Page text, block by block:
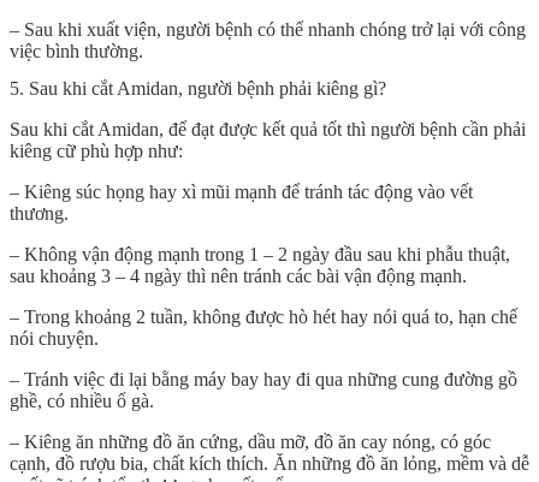
– Sau khi xuất viện, người bệnh có thể nhanh chóng trở lại với công
việc bình thường.
5. Sau khi cắt Amidan, người bệnh phải kiêng gì?
Sau khi cắt Amidan, để đạt được kết quả tốt thì người bệnh cần phải
kiêng cữ phù hợp như:
– Kiêng súc họng hay xì mũi mạnh để tránh tác động vào vết
thương.
– Không vận động mạnh trong 1 – 2 ngày đầu sau khi phẫu thuật,
sau khoảng 3 – 4 ngày thì nên tránh các bài vận động mạnh.
– Trong khoảng 2 tuần, không được hò hét hay nói quá to, hạn chế
nói chuyện.
– Tránh việc đi lại bằng máy bay hay đi qua những cung đường gồ
ghề, có nhiều ổ gà.
– Kiêng ăn những đồ ăn cứng, dầu mỡ, đồ ăn cay nóng, có góc
cạnh, đồ rượu bia, chất kích thích. Ăn những đồ ăn lỏng, mềm và dễ